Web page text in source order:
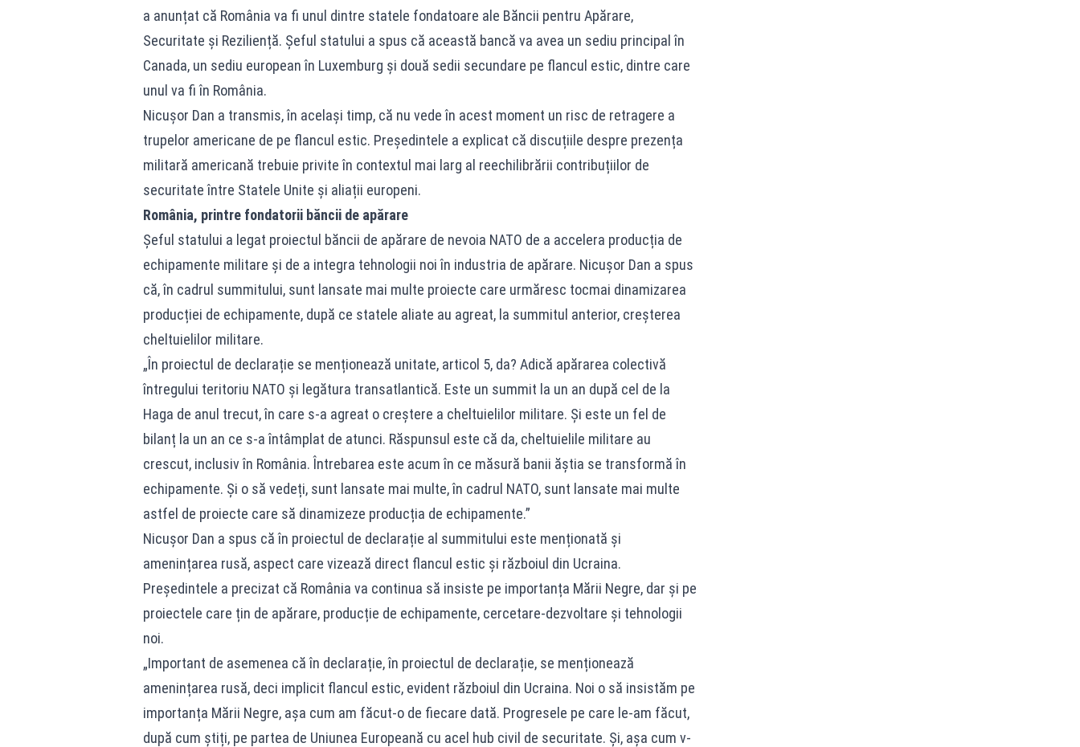
a anunțat că România va fi unul dintre statele fondatoare ale Băncii pentru Apărare,
Securitate și Reziliență. Șeful statului a spus că această bancă va avea un sediu principal în
Canada, un sediu european în Luxemburg și două sedii secundare pe flancul estic, dintre care
unul va fi în România.
Nicușor Dan a transmis, în același timp, că nu vede în acest moment un risc de retragere a
trupelor americane de pe flancul estic. Președintele a explicat că discuțiile despre prezența
militară americană trebuie privite în contextul mai larg al reechilibrării contribuțiilor de
securitate între Statele Unite și aliații europeni.
România, printre fondatorii băncii de apărare
Șeful statului a legat proiectul băncii de apărare de nevoia NATO de a accelera producția de
echipamente militare și de a integra tehnologii noi în industria de apărare. Nicușor Dan a spus
că, în cadrul summitului, sunt lansate mai multe proiecte care urmăresc tocmai dinamizarea
producției de echipamente, după ce statele aliate au agreat, la summitul anterior, creșterea
cheltuielilor militare.
„În proiectul de declarație se menționează unitate, articol 5, da? Adică apărarea colectivă
întregului teritoriu NATO și legătura transatlantică. Este un summit la un an după cel de la
Haga de anul trecut, în care s-a agreat o creștere a cheltuielilor militare. Și este un fel de
bilanț la un an ce s-a întâmplat de atunci. Răspunsul este că da, cheltuielile militare au
crescut, inclusiv în România. Întrebarea este acum în ce măsură banii ăștia se transformă în
echipamente. Și o să vedeți, sunt lansate mai multe, în cadrul NATO, sunt lansate mai multe
astfel de proiecte care să dinamizeze producția de echipamente.”
Nicușor Dan a spus că în proiectul de declarație al summitului este menționată și
amenințarea rusă, aspect care vizează direct flancul estic și războiul din Ucraina.
Președintele a precizat că România va continua să insiste pe importanța Mării Negre, dar și pe
proiectele care țin de apărare, producție de echipamente, cercetare-dezvoltare și tehnologii
noi.
„Important de asemenea că în declarație, în proiectul de declarație, se menționează
amenințarea rusă, deci implicit flancul estic, evident războiul din Ucraina. Noi o să insistăm pe
importanța Mării Negre, așa cum am făcut-o de fiecare dată. Progresele pe care le-am făcut,
după cum știți, pe partea de Uniunea Europeană cu acel hub civil de securitate. Și, așa cum v-